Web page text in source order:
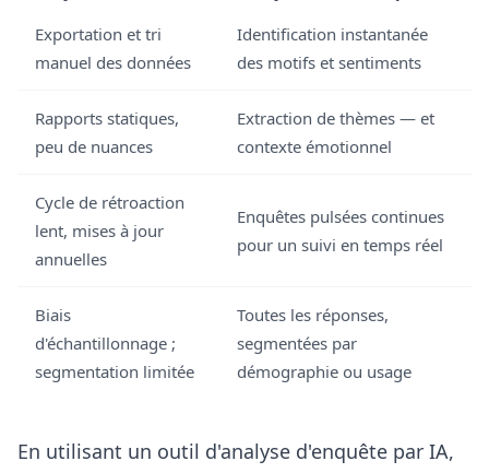
Exportation et tri
manuel des données
Identification instantanée
des motifs et sentiments
Rapports statiques,
peu de nuances
Extraction de thèmes — et
contexte émotionnel
Cycle de rétroaction
lent, mises à jour
annuelles
Enquêtes pulsées continues
pour un suivi en temps réel
Biais
d'échantillonnage ;
segmentation limitée
Toutes les réponses,
segmentées par
démographie ou usage
En utilisant un outil d'analyse d'enquête par IA,